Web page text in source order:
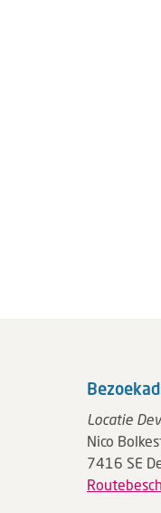
Locatie
Nico
7416 SE